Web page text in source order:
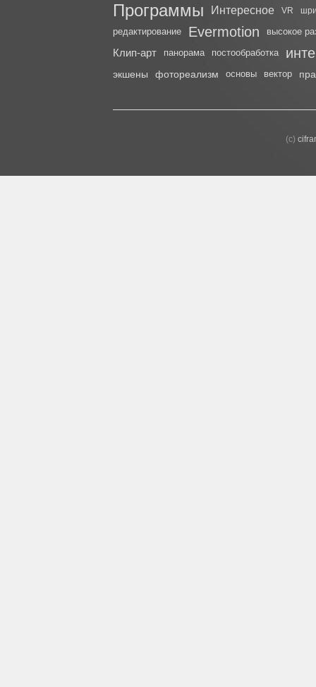
Программы Интересное VR
редактирование Evermotion высокое
Клип-арт панорама постообработка
экшены фотореализм основы вектор
(с)